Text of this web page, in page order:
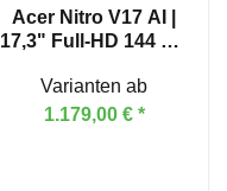
Acer Nitro V17 AI |
17,3" Full-HD 144 Hz|
GeForce RTX™ 5060
Varianten ab
1.179,00 € *